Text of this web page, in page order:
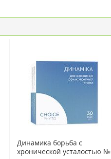
Динамика борьба с
хронической усталостью №